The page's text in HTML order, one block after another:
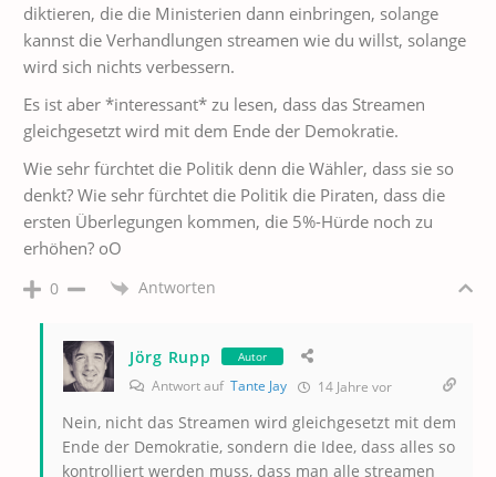
diktieren, die die Ministerien dann einbringen, solange
kannst die Verhandlungen streamen wie du willst, solange
wird sich nichts verbessern.
Es ist aber *interessant* zu lesen, dass das Streamen
gleichgesetzt wird mit dem Ende der Demokratie.
Wie sehr fürchtet die Politik denn die Wähler, dass sie so
denkt? Wie sehr fürchtet die Politik die Piraten, dass die
ersten Überlegungen kommen, die 5%-Hürde noch zu
erhöhen? oO
0 Antworten
Jörg Rupp Autor
Antwort auf Tante Jay 14 Jahre vor
Nein, nicht das Streamen wird gleichgesetzt mit dem
Ende der Demokratie, sondern die Idee, dass alles so
kontrolliert werden muss, dass man alle streamen